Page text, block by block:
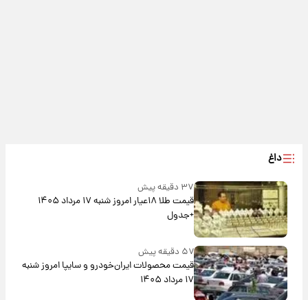
داغ
۳۷ دقیقه پیش
قیمت طلا ۱۸عیار امروز شنبه ۱۷ مرداد ۱۴۰۵
+جدول
۵۷ دقیقه پیش
قیمت محصولات ایران‌خودرو و سایپا امروز شنبه
۱۷ مرداد ۱۴۰۵